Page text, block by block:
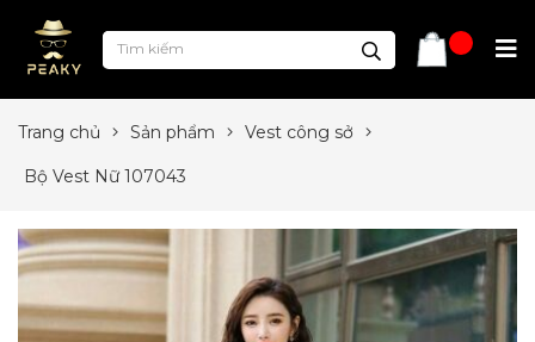
Trang chủ Sản phẩm Vest công sở
Bộ Vest Nữ 107043